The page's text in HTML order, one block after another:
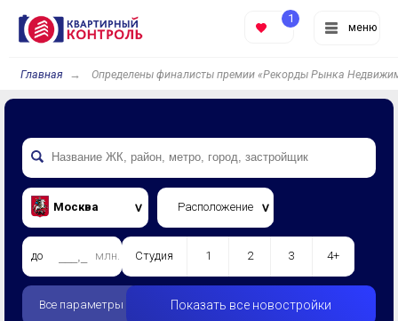
меню
1
Главная Определены финалисты премии «Рекорды Рынка
Москва Расположение
до млн. Студия 1 2 3 4+
Все параметры Показать все новостройки